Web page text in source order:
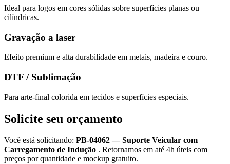
Ideal para logos em cores sólidas sobre superfícies planas ou
cilíndricas.
Gravação a laser
Efeito premium e alta durabilidade em metais, madeira e couro.
DTF / Sublimação
Para arte-final colorida em tecidos e superfícies especiais.
Solicite seu orçamento
Você está solicitando: PB-04062—Suporte Veicular com
Carregamento de Indução . Retornamos em até 4h úteis com
preços por quantidade e mockup gratuito.